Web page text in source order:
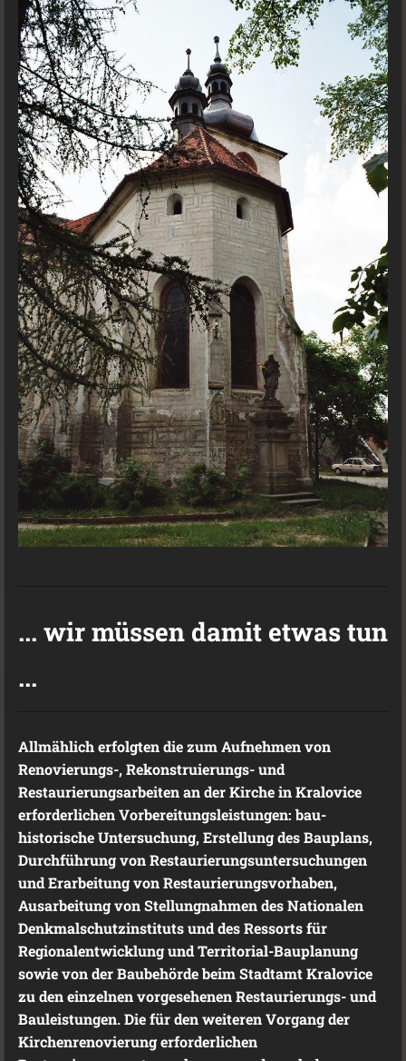
... wir müssen damit etwas tun
...
Allmählich erfolgten die zum Aufnehmen von
Renovierungs-, Rekonstruierungs- und
Restaurierungsarbeiten an der Kirche in Kralovice
erforderlichen Vorbereitungsleistungen: bau-
historische Untersuchung, Erstellung des Bauplans,
Durchführung von Restaurierungsuntersuchungen
und Erarbeitung von Restaurierungsvorhaben,
Ausarbeitung von Stellungnahmen des Nationalen
Denkmalschutzinstituts und des Ressorts für
Regionalentwicklung und Territorial-Bauplanung
sowie von der Baubehörde beim Stadtamt Kralovice
zu den einzelnen vorgesehenen Restaurierungs- und
Bauleistungen. Die für den weiteren Vorgang der
Kirchenrenovierung erforderlichen